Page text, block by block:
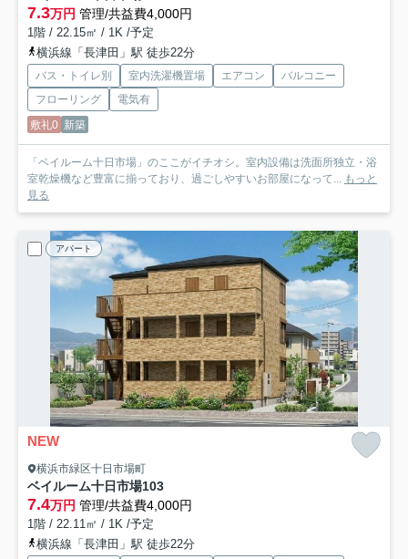
7.3万円 管理/共益費4,000円
1階 / 22.15㎡ / 1K /予定
横浜線「長津田」駅 徒歩22分
バス・トイレ別 室内洗濯機置場 エアコン
バルコニー
フローリング
電気有
敷礼0 新築
「ベイルーム十日市場」のここがイチオシ。室内設備は洗面所独立・浴
室乾燥機など豊富に揃っており、過ごしやすいお部屋になって...
もっと
見る
アパート
NEW
横浜市緑区十日市場町
ベイルーム十日市場103
7.4万円 管理/共益費4,000円
1階 / 22.11㎡ / 1K /予定
横浜線「長津田」駅 徒歩22分